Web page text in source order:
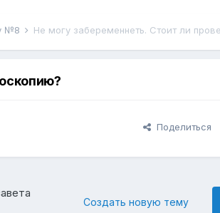
№8 Не могу забеременнеть. Стоит ли
Поделиться
Создать новую тему